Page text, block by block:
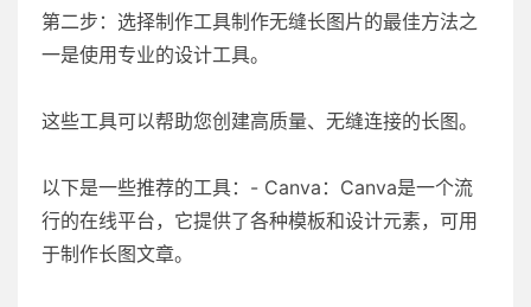
第二步：选择制作工具制作无缝长图片的最佳方法之
一是使用专业的设计工具。
这些工具可以帮助您创建高质量、无缝连接的长图。
以下是一些推荐的工具：- Canva：Canva是一个流
行的在线平台，它提供了各种模板和设计元素，可用
于制作长图文章。